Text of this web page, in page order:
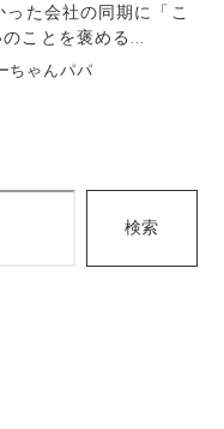
た会社の同期に「こ
ことを褒める...
ちゃんパパ
検索